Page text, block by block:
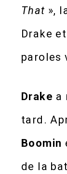
That »,
Drake
paroles
Drake a
tard.
Boomin
de la